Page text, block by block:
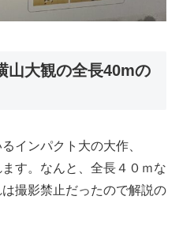
山大観の全長40mの
インパクト大の大作、
す。なんと、全長４０ｍな
撮影禁止だったので解説の